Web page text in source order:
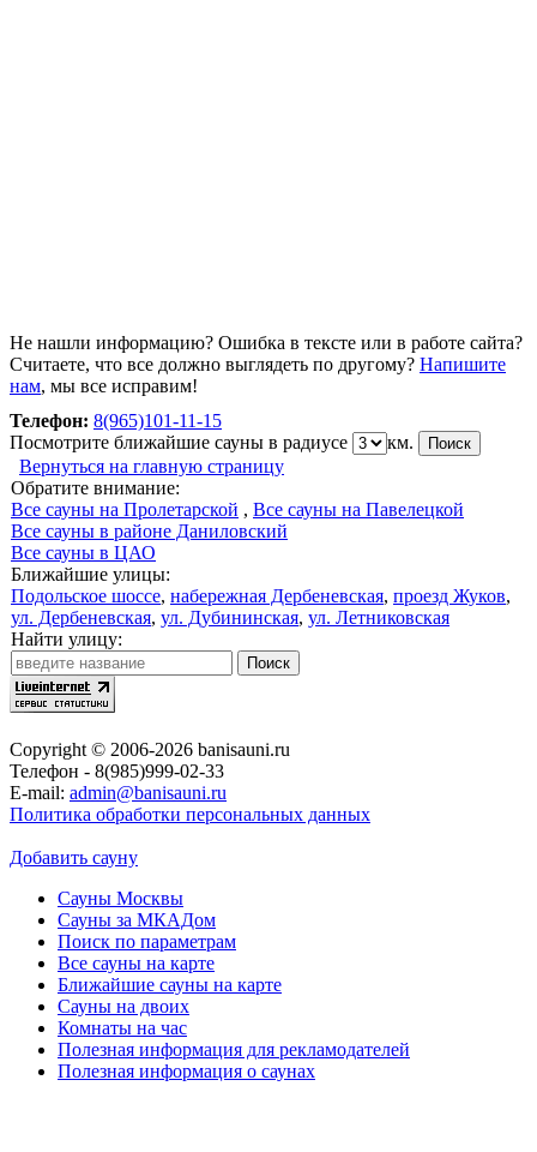
Не нашли информацию? Ошибка в тексте или в работе сайта?
Считаете, что все должно выглядеть по другому? Напишите
нам, мы все исправим!
Телефон: 8(965)101-11-15
Посмотрите ближайшие сауны в радиусе
км.
Вернуться на главную страницу
Обратите внимание:
Все сауны на Пролетарской , Все сауны на Павелецкой
Все сауны в районе Даниловский
Все сауны в ЦАО
Ближайшие улицы:
Подольское шоссе, набережная Дербеневская, проезд Жуков,
ул. Дербеневская, ул. Дубининская, ул. Летниковская
Найти улицу:
Copyright © 2006-2026 banisauni.ru
Телефон - 8(985)999-02-33
E-mail: admin@banisauni.ru
Политика обработки персональных данных
Добавить сауну
Сауны Москвы
Сауны за МКАДом
Поиск по параметрам
Все сауны на карте
Ближайшие сауны на карте
Сауны на двоих
Комнаты на час
Полезная информация для рекламодателей
Полезная информация о саунах